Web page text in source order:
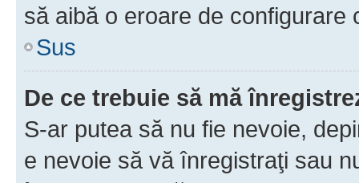
să aibă o eroare de configurare
Sus
De ce trebuie să mă
S-ar putea să nu fie nevoie,
e nevoie să vă înregistraţi sau